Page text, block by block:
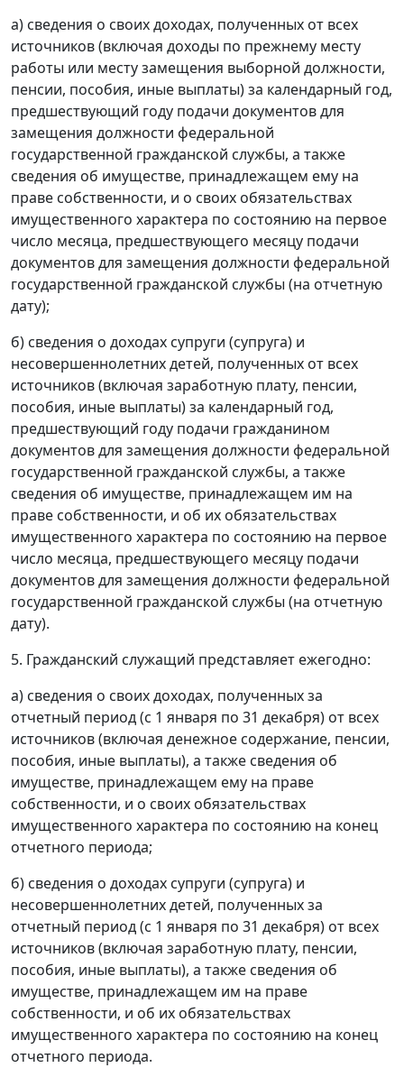
а) сведения о своих доходах, полученных от всех
источников (включая доходы по прежнему месту
работы или месту замещения выборной должности,
пенсии, пособия, иные выплаты) за календарный год,
предшествующий году подачи документов для
замещения должности федеральной
государственной гражданской службы, а также
сведения об имуществе, принадлежащем ему на
праве собственности, и о своих обязательствах
имущественного характера по состоянию на первое
число месяца, предшествующего месяцу подачи
документов для замещения должности федеральной
государственной гражданской службы (на отчетную
дату);
б) сведения о доходах супруги (супруга) и
несовершеннолетних детей, полученных от всех
источников (включая заработную плату, пенсии,
пособия, иные выплаты) за календарный год,
предшествующий году подачи гражданином
документов для замещения должности федеральной
государственной гражданской службы, а также
сведения об имуществе, принадлежащем им на
праве собственности, и об их обязательствах
имущественного характера по состоянию на первое
число месяца, предшествующего месяцу подачи
документов для замещения должности федеральной
государственной гражданской службы (на отчетную
дату).
5. Гражданский служащий представляет ежегодно:
а) сведения о своих доходах, полученных за
отчетный период (с 1 января по 31 декабря) от всех
источников (включая денежное содержание, пенсии,
пособия, иные выплаты), а также сведения об
имуществе, принадлежащем ему на праве
собственности, и о своих обязательствах
имущественного характера по состоянию на конец
отчетного периода;
б) сведения о доходах супруги (супруга) и
несовершеннолетних детей, полученных за
отчетный период (с 1 января по 31 декабря) от всех
источников (включая заработную плату, пенсии,
пособия, иные выплаты), а также сведения об
имуществе, принадлежащем им на праве
собственности, и об их обязательствах
имущественного характера по состоянию на конец
отчетного периода.